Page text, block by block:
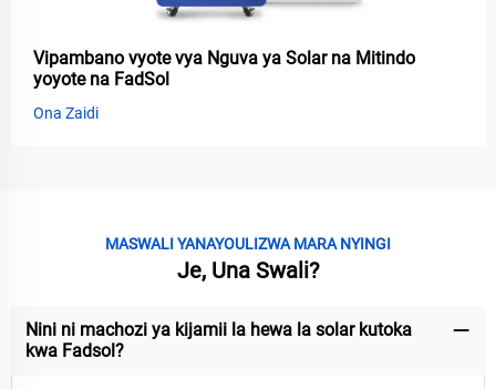
Vipambano vyote vya Nguva ya Solar na Mitindo
yoyote na FadSol
Ona Zaidi
MASWALI YANAYOULIZWA MARA NYINGI
Je, Una Swali?
Nini ni machozi ya kijamii la hewa la solar kutoka
kwa Fadsol?